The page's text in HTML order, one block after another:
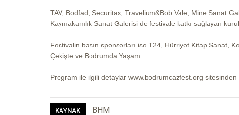
TAV, Bodfad, Securitas, Travelium&Bob Vale, Mine Sanat
Kaymakamlık Sanat Galerisi de festivale katkı sağlayan
Festivalin basın sponsorları ise T24, Hürriyet Kitap Sanat,
Çekişte ve Bodrumda Yaşam.
Program ile ilgili detaylar www.bodrumcazfest.org
KAYNAK BHM